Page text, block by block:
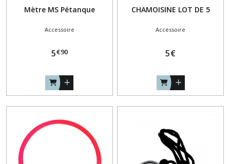
Mètre MS Pétanque
Accessoire
5€90
CHAMOISINE LOT DE 5
Accessoire
5€